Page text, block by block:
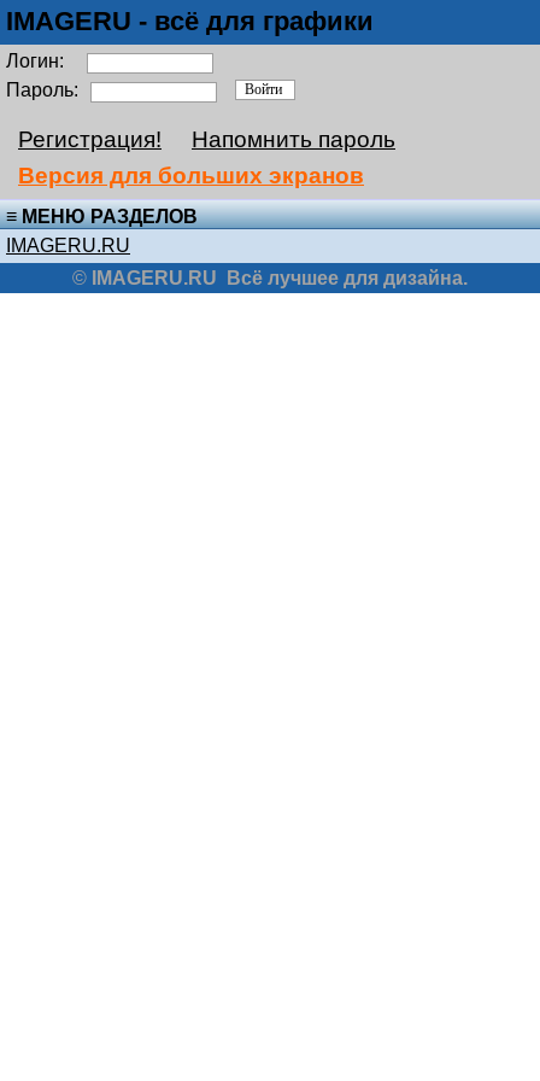
IMAGERU - всё для графики
Логин:
Пароль:
Регистрация!
Напомнить пароль
Версия для больших экранов
≡ МЕНЮ РАЗДЕЛОВ
IMAGERU.RU
©
IMAGERU.RU Всё лучшее для дизайна.